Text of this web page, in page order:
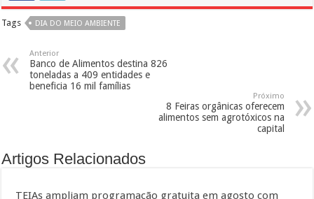
Tags DIA DO MEIO AMBIENTE
Anterior
Banco de Alimentos destina 826
toneladas a 409 entidades e
beneficia 16 mil famílias
Próximo
8 Feiras orgânicas oferecem
alimentos sem agrotóxicos na
capital
Artigos Relacionados
TEIAs ampliam programação gratuita em agosto com